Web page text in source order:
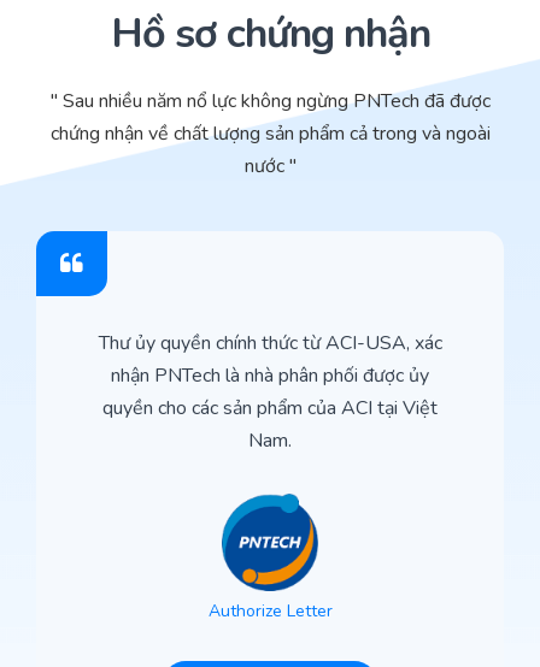
Hồ sơ chứng nhận
" Sau nhiều năm nổ lực không ngừng PNTech đã được
chứng nhận về chất lượng sản phẩm cả trong và ngoài
nước "
Thư ủy quyền chính thức từ ACI-USA, xác
nhận PNTech là nhà phân phối được ủy
quyền cho các sản phẩm của ACI tại Việt
Nam.
Authorize Letter